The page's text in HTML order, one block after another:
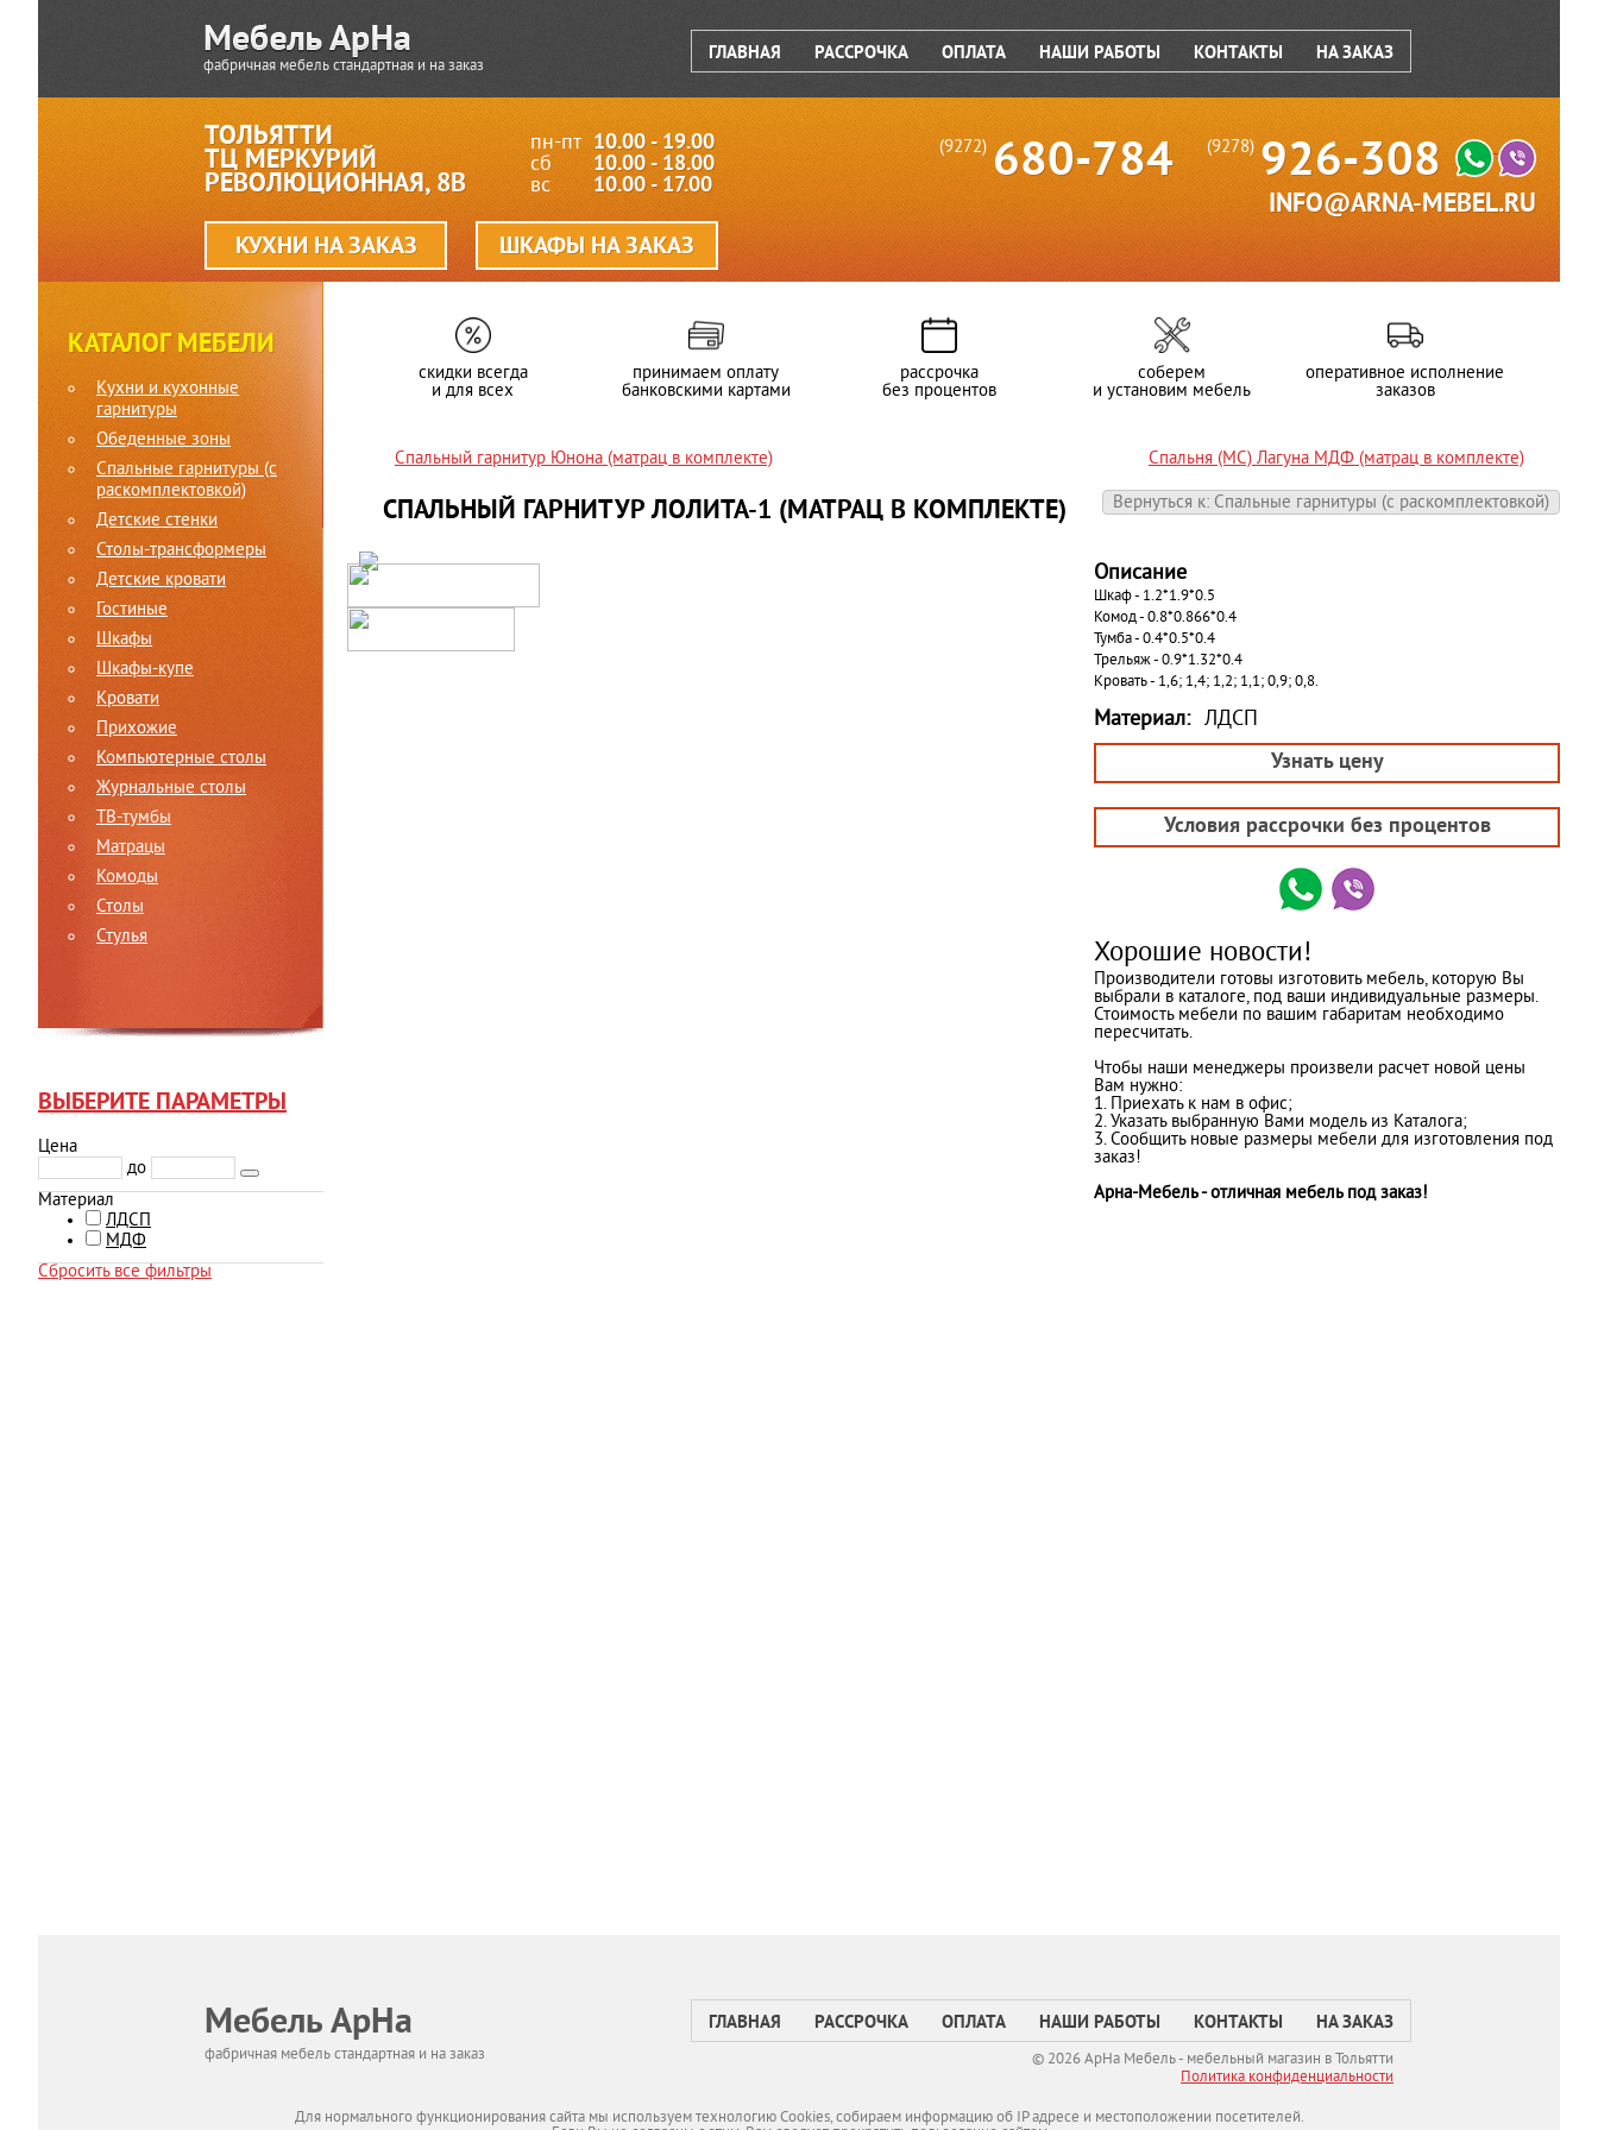
фабричная мебель стандартная и на заказ
ГЛАВНАЯ РАССРОЧКА ОПЛАТА НАШИ РАБОТЫ КОНТАКТЫ НА ЗАКАЗ
(9272) 680-784 (9278) 926-308
INFO@ARNA-MEBEL.RU
ТОЛЬЯТТИ
ТЦ МЕРКУРИЙ
РЕВОЛЮЦИОННАЯ, 8В
пн-пт 10.00 - 19.00
сб 10.00 - 18.00
вс 10.00 - 17.00
КУХНИ НА ЗАКАЗ ШКАФЫ НА ЗАКАЗ
КАТАЛОГ МЕБЕЛИ
Кухни и кухонные
гарнитуры
Обеденные зоны
Спальные гарнитуры (c
раскомплектовкой)
Детские стенки
Столы-трансформеры
Детские кровати
Гостиные
Шкафы
Шкафы-купе
Кровати
Прихожие
Компьютерные столы
Журнальные столы
ТВ-тумбы
Матрацы
Комоды
Столы
Стулья
ВЫБЕРИТЕ ПАРАМЕТРЫ
Цена
до
Материал
ЛДСП
МДФ
Сбросить все фильтры
скидки всегда
и для всех
принимаем оплату
банковскими картами
рассрочка
без процентов
соберем
и установим мебель
оперативное исполнение
заказов
Спальный гарнитур Юнона (матрац в комплекте)
Спальня (МС) Лагуна МДФ (матрац в комплекте)
Вернуться к: Спальные гарнитуры (c раскомплектовкой)
СПАЛЬНЫЙ ГАРНИТУР ЛОЛИТА-1 (МАТРАЦ В КОМПЛЕКТЕ)
Описание
Шкаф - 1.2*1.9*0.5
Комод - 0.8*0.866*0.4
Тумба - 0.4*0.5*0.4
Трельяж - 0.9*1.32*0.4
Кровать - 1,6; 1,4; 1,2; 1,1; 0,9; 0,8.
Материал: ЛДСП
Узнать цену
Условия рассрочки без процентов
Хорошие новости!
Производители готовы изготовить мебель, которую Вы
выбрали в каталоге, под ваши индивидуальные размеры.
Стоимость мебели по вашим габаритам необходимо
пересчитать.
Чтобы наши менеджеры произвели расчет новой цены
Вам нужно:
1. Приехать к нам в офис;
2. Указать выбранную Вами модель из Каталога;
3. Сообщить новые размеры мебели для изготовления под
заказ!
Арна-Мебель - отличная мебель под заказ!
Мебель АрНа
фабричная мебель стандартная и на заказ
ГЛАВНАЯ РАССРОЧКА ОПЛАТА НАШИ РАБОТЫ КОНТАКТЫ НА ЗАКАЗ
© 2026 АрНа Мебель - мебельный магазин в Тольятти
Политикa конфиденциальности
Для нормального функционирования сайта мы используем технологию Cookies, собираем информацию об IP адресе и местоположении посетителей.